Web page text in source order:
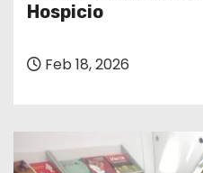
Hospicio
Feb 18, 2026